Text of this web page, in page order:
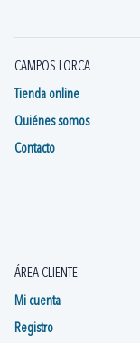
CAMPOS LORCA
Tienda online
Quiénes somos
Contacto
ÁREA CLIENTE
Mi cuenta
Registro